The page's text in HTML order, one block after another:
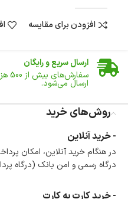
افزودن برای مقایسه
ضمانت اصالت کالا
ارسال سریع و رایگان
سفارش‌های بیش از 500 هزار
ارسال می‌شود.
تا 14 روز پس از تحویل کالا می‌توانید آن را برگشت دهید.
امکان پرداخت در محل
در هنگام خرید محصول،
وجود دارد.
امکان پرداخت اقساطی
است.
روش‌های خرید
- خرید آنلاین
در هنگام خرید آنلاین، امکان
درگاه رسمی و امن بانک (درگاه
- خرید کارت به کارت